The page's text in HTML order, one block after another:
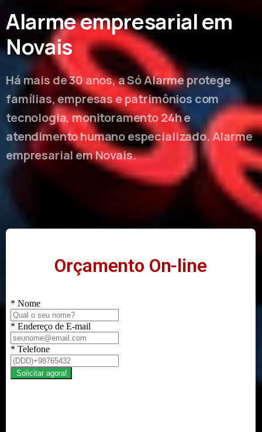
Alarme empresarial em
Novais
Há mais de 30 anos, a Só Alarme protege
famílias, empresas e patrimônios com
tecnologia, monitoramento 24h e
atendimento humano especializado. Alarme
empresarial em Novais.
Orçamento On-line